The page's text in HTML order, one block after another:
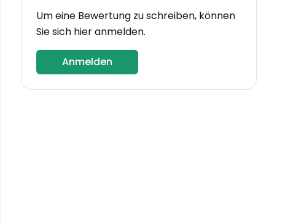
Um eine Bewertung zu schreiben, können
Sie sich hier anmelden.
Anmelden